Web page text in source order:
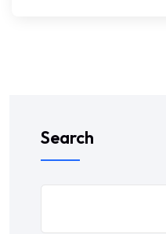
Search